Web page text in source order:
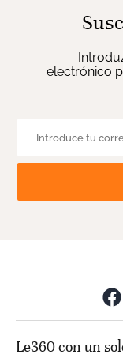
electrónico
Le360 con un